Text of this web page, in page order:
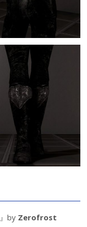
』by Zerofrost